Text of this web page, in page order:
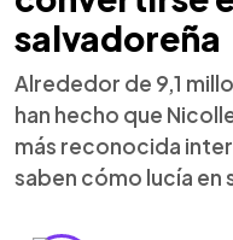
salvadoreña
Alrededor de 9,1
han hecho que
más reconocida
saben cómo lucía en